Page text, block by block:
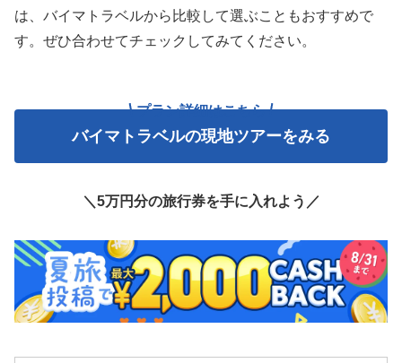
は、バイマトラベルから比較して選ぶこともおすすめで
す。ぜひ合わせてチェックしてみてください。
プラン詳細はこちら
バイマトラベルの現地ツアーをみる
＼5万円分の旅行券を手に入れよう／